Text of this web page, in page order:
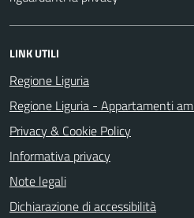
LINK UTILI
Regione Liguria
Regione Liguria - Appartamenti
Privacy & Cookie Policy
Informativa privacy
Note legali
Dichiarazione di accessibilità